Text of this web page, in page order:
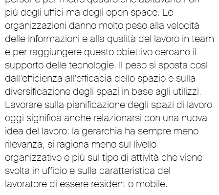
più degli uffici ma degli open space. Le
organizzazioni danno molto peso alla velocità
delle informazioni e alla qualità del lavoro in team
e per raggiungere questo obiettivo cercano il
supporto delle tecnologie. Il peso si sposta così
dall’efficienza all’efficacia dello spazio e sulla
diversificazione degli spazi in base agli utilizzi.
Lavorare sulla pianificazione degli spazi di lavoro
oggi significa anche relazionarsi con una nuova
idea del lavoro: la gerarchia ha sempre meno
rilevanza, si ragiona meno sul livello
organizzativo e più sul tipo di attività che viene
svolta in ufficio e sulla caratteristica del
lavoratore di essere resident o mobile.